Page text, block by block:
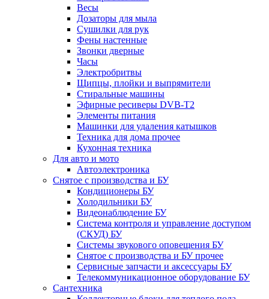
Весы
Дозаторы для мыла
Сушилки для рук
Фены настенные
Звонки дверные
Часы
Электробритвы
Щипцы, плойки и выпрямители
Стиральные машины
Эфирные ресиверы DVB-T2
Элементы питания
Машинки для удаления катышков
Техника для дома прочее
Кухонная техника
Для авто и мото
Автоэлектроника
Снятое с производства и БУ
Кондиционеры БУ
Холодильники БУ
Видеонаблюдение БУ
Система контроля и управление доступом
(СКУД) БУ
Системы звукового оповещения БУ
Снятое с производства и БУ прочее
Сервисные запчасти и аксессуары БУ
Телекоммуникационное оборудование БУ
Сантехника